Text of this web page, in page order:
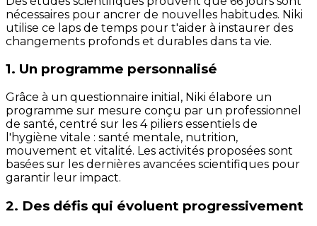
nécessaires pour ancrer de nouvelles habitudes. Niki
utilise ce laps de temps pour t'aider à instaurer des
changements profonds et durables dans ta vie.
1. Un programme personnalisé
Grâce à un questionnaire initial, Niki élabore un
programme sur mesure conçu par un professionnel
de santé, centré sur les 4 piliers essentiels de
l'hygiène vitale : santé mentale, nutrition,
mouvement et vitalité. Les activités proposées sont
basées sur les dernières avancées scientifiques pour
garantir leur impact.
2. Des défis qui évoluent progressivement